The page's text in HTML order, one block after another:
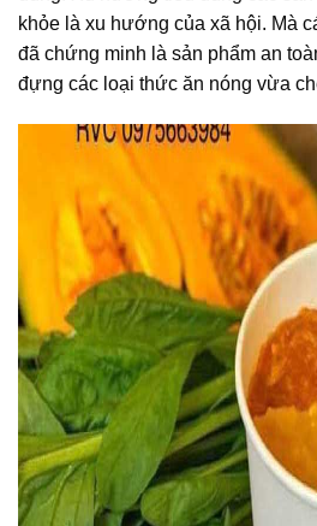
khỏe là xu hướng của xã hội. Mà
đã chứng minh là sản phẩm an
đựng các loại thức ăn nóng vừa